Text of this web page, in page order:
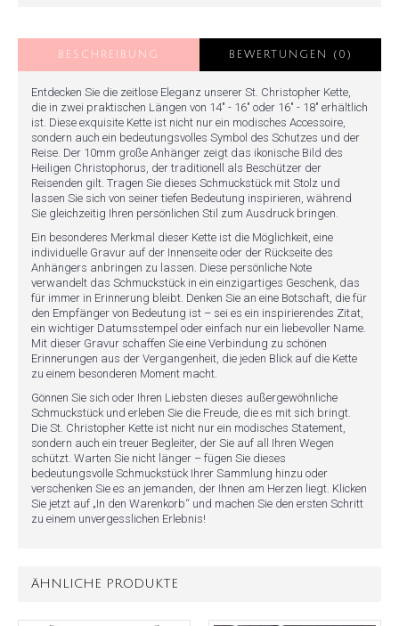
BESCHREIBUNG BEWERTUNGEN (0)
Entdecken Sie die zeitlose Eleganz unserer St. Christopher Kette,
die in zwei praktischen Längen von 14" - 16" oder 16" - 18" erhältlich
ist. Diese exquisite Kette ist nicht nur ein modisches Accessoire,
sondern auch ein bedeutungsvolles Symbol des Schutzes und der
Reise. Der 10mm große Anhänger zeigt das ikonische Bild des
Heiligen Christophorus, der traditionell als Beschützer der
Reisenden gilt. Tragen Sie dieses Schmuckstück mit Stolz und
lassen Sie sich von seiner tiefen Bedeutung inspirieren, während
Sie gleichzeitig Ihren persönlichen Stil zum Ausdruck bringen.
Ein besonderes Merkmal dieser Kette ist die Möglichkeit, eine
individuelle Gravur auf der Innenseite oder der Rückseite des
Anhängers anbringen zu lassen. Diese persönliche Note
verwandelt das Schmuckstück in ein einzigartiges Geschenk, das
für immer in Erinnerung bleibt. Denken Sie an eine Botschaft, die für
den Empfänger von Bedeutung ist – sei es ein inspirierendes Zitat,
ein wichtiger Datumsstempel oder einfach nur ein liebevoller Name.
Mit dieser Gravur schaffen Sie eine Verbindung zu schönen
Erinnerungen aus der Vergangenheit, die jeden Blick auf die Kette
zu einem besonderen Moment macht.
Gönnen Sie sich oder Ihren Liebsten dieses außergewöhnliche
Schmuckstück und erleben Sie die Freude, die es mit sich bringt.
Die St. Christopher Kette ist nicht nur ein modisches Statement,
sondern auch ein treuer Begleiter, der Sie auf all Ihren Wegen
schützt. Warten Sie nicht länger – fügen Sie dieses
bedeutungsvolle Schmuckstück Ihrer Sammlung hinzu oder
verschenken Sie es an jemanden, der Ihnen am Herzen liegt. Klicken
Sie jetzt auf „In den Warenkorb“ und machen Sie den ersten Schritt
zu einem unvergesslichen Erlebnis!
ÄHNLICHE PRODUKTE